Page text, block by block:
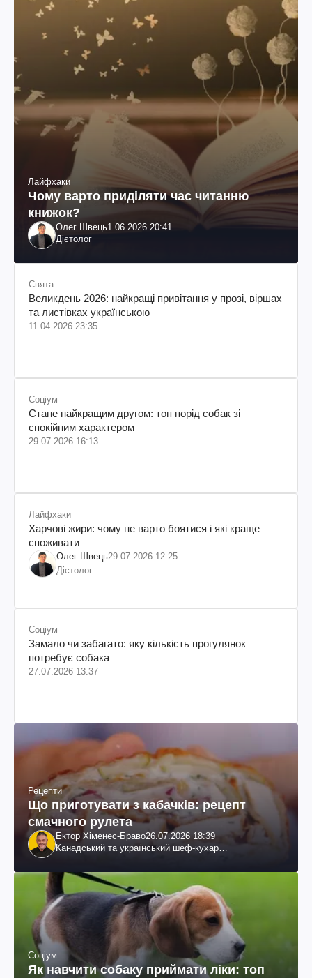
Лайфхаки
Чому варто приділяти час читанню
книжок?
Олег Швець1.06.2026 20:41
Дієтолог
Свята
Великдень 2026: найкращі привітання у прозі, віршах
та листівках українською
11.04.2026 23:35
Соціум
Стане найкращим другом: топ порід собак зі
спокійним характером
29.07.2026 16:13
Лайфхаки
Харчові жири: чому не варто боятися і які краще
споживати
Олег Швець29.07.2026 12:25
Дієтолог
Соціум
Замало чи забагато: яку кількість прогулянок
потребує собака
27.07.2026 13:37
Рецепти
Що приготувати з кабачків: рецепт
смачного рулета
Ектор Хіменес-Браво26.07.2026 18:39
Канадський та український шеф-кухар
Соціум
Як навчити собаку приймати ліки: топ